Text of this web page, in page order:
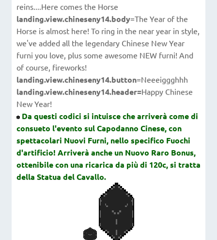
reins....Here comes the Horse
landing.view.chineseny14.body=The Year of the
Horse is almost here! To ring in the near year in style,
we've added all the legendary Chinese New Year
furni you love, plus some awesome NEW furni! And
of course, fireworks!
landing.view.chineseny14.button=Neeeiggghhh
landing.view.chineseny14.header=Happy Chinese
New Year!
Da questi codici si intuisce che arriverà come di
consueto l'evento sul Capodanno Cinese, con
spettacolari Nuovi Furni, nello specifico Fuochi
d'artificio! Arriverà anche un Nuovo Raro Bonus,
ottenibile con una ricarica da più di 120c, si tratta
della Statua del Cavallo.